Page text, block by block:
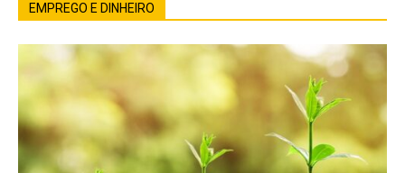
EMPREGO E DINHEIRO